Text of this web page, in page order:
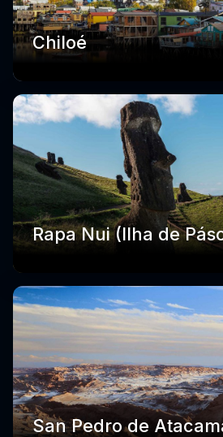
Chiloé
Rapa Nui (Ilha de
San Pedro de